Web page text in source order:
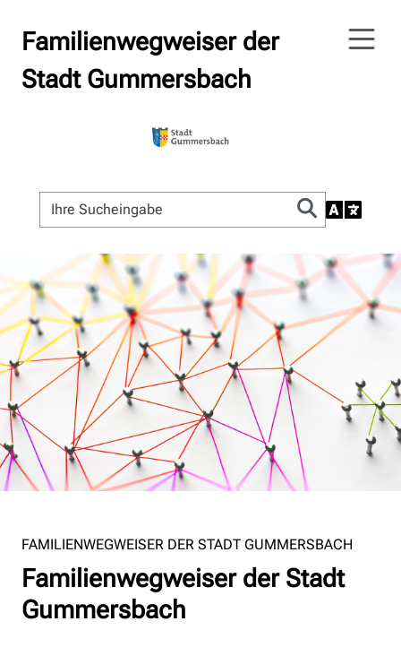
Familienwegweiser der
Stadt Gummersbach
FAMILIENWEGWEISER DER STADT GUMMERSBACH
Familienwegweiser der Stadt
Gummersbach